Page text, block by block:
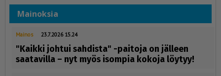
Mainoksia
Mainos 23.7.2026 15.24
"Kaikki johtui sahdista" -paitoja on jälleen
saatavilla – nyt myös isompia kokoja löytyy!